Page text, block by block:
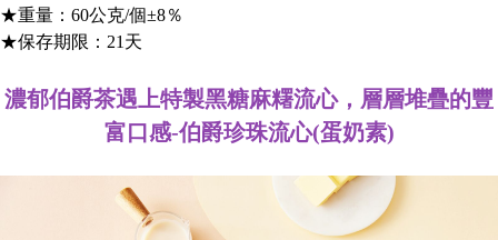
★重量：60公克/個±8％
★保存期限：21天
濃郁伯爵茶遇上特製黑糖麻糬流心，層層堆疊的豐
富口感-伯爵珍珠流心(蛋奶素)